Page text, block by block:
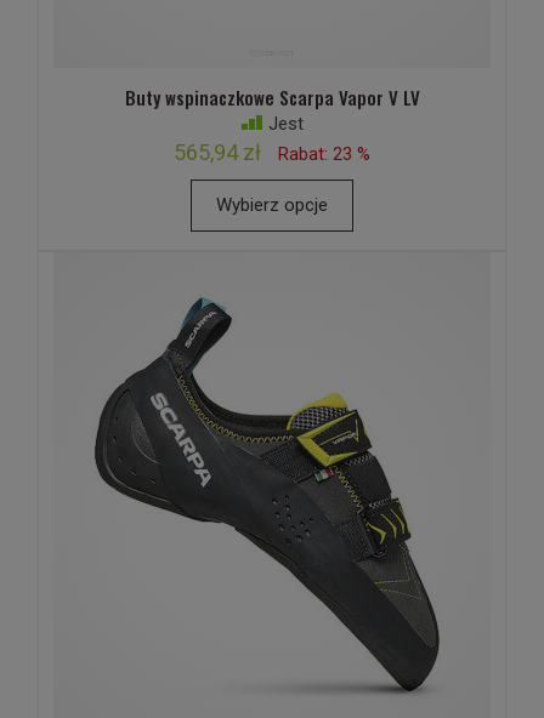
Buty wspinaczkowe Scarpa Vapor V LV
Jest
565,94 zł Rabat: 23 %
Wybierz opcje